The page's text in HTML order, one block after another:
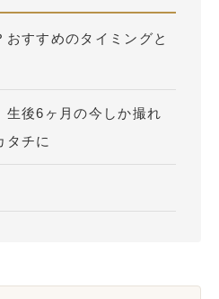
すすめのタイミングと
生後6ヶ月の今しか撮れ
タチに